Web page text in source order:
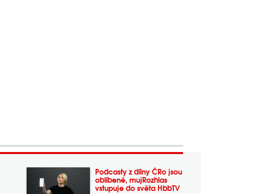
Podcasty z dílny ČRo jsou
oblíbené, mujRozhlas
vstupuje do světa HbbTV